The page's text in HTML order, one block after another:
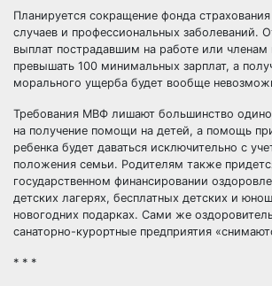
Планируется сокращение фонда страхования
случаев и профессиональных заболеваний.
выплат пострадавшим на работе или членам
превышать 100 минимальных зарплат, а
морального ущерба будет вообще
Требования МВФ лишают большинство
на получение помощи на детей, а помощь
ребенка будет даваться исключительно с
положения семьи. Родителям также
государственном финансировании
детских лагерях, бесплатных детских и
новогодних подарках. Сами же
санаторно-курортные предприятия
* * *